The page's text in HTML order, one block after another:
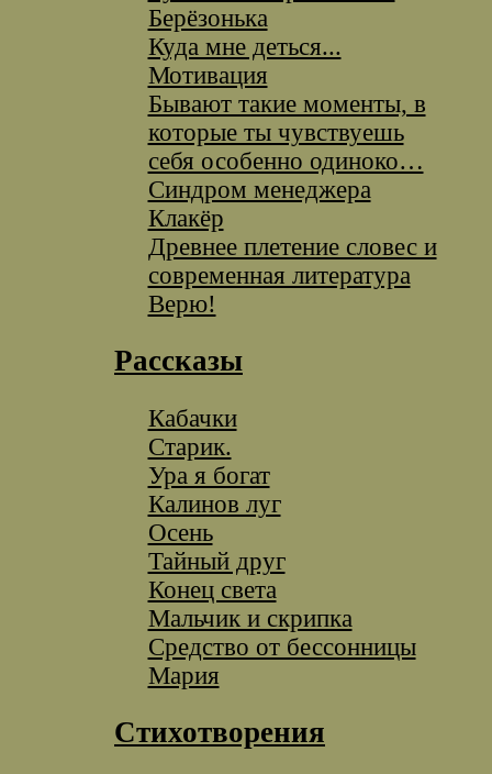
Берёзонька
Куда мне деться...
Мотивация
Бывают такие моменты, в
которые ты чувствуешь
себя особенно одиноко…
Синдром менеджера
Клакёр
Древнее плетение словес и
современная литература
Верю!
Рассказы
Кабачки
Старик.
Ура я богат
Калинов луг
Осень
Тайный друг
Конец света
Мальчик и скрипка
Средство от бессонницы
Мария
Стихотворения